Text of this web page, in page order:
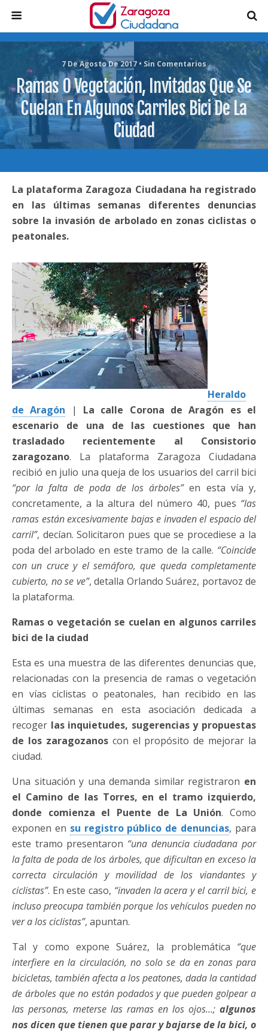
7 De Agosto De 2017 • Sin Comentarios
Ramas O Vegetación, Invitadas Que Se
Cuelan En Algunos Carriles Bici De La
Ciudad
La plataforma Zaragoza Ciudadana ha registrado
en las últimas semanas diferentes denuncias
sobre la invasión de arbolado en zonas ciclistas o
peatonales.
Heraldo
de Aragón | La calle Corona de Aragón es el
escenario de una de las cuestiones que han
trasladado recientemente al Consistorio
zaragozano. La plataforma Zaragoza Ciudadana
recibió en julio una queja de los usuarios del carril bici
“por la falta de poda de los árboles”en esta vía y,
concretamente, a la altura del número 40, pues “las
ramas están excesivamente bajas e invaden el espacio del
carril”, decían. Solicitaron pues que se procediese a la
poda del arbolado en este tramo de la calle. “Coincide
con un cruce y el semáforo, que queda completamente
cubierto, no se ve”, detalla Orlando Suárez, portavoz de
la plataforma.
Ramas o vegetación se cuelan en algunos carriles
bici de la ciudad
Esta es una muestra de las diferentes denuncias que,
relacionadas con la presencia de ramas o vegetación
en vías ciclistas o peatonales, han recibido en las
últimas semanas en esta asociación dedicada a
recoger las inquietudes, sugerencias y propuestas
de los zaragozanos con el propósito de mejorar la
ciudad.
Una situación y una demanda similar registraron en
el Camino de las Torres, en el tramo izquierdo,
donde comienza el Puente de La Unión. Como
exponen en su registro público de denuncias, para
este tramo presentaron “una denuncia ciudadana por
la falta de poda de los árboles, que dificultan en exceso la
correcta circulación y movilidad de los viandantes y
ciclistas”. En este caso, “invaden la acera y el carril bici, e
incluso preocupa también porque los vehículos pueden no
ver a los ciclistas”, apuntan.
Tal y como expone Suárez, la problemática “que
interfiere en la circulación, no solo se da en zonas para
bicicletas, también afecta a los peatones, dada la cantidad
de árboles que no están podados y que pueden golpear a
las personas, meterse las ramas en los ojos…; algunos
nos dicen que tienen que parar y bajarse de la bici, o